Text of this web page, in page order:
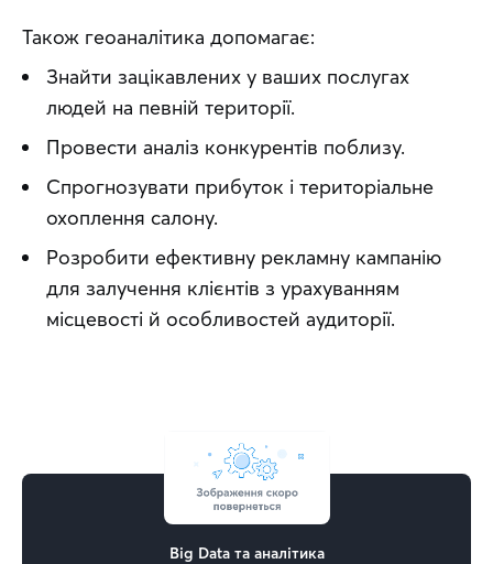
Також геоаналітика допомагає:
Знайти зацікавлених у ваших послугах
людей на певній території.
Провести аналіз конкурентів поблизу.
Спрогнозувати прибуток і територіальне
охоплення салону.
Розробити ефективну рекламну кампанію
для залучення клієнтів з урахуванням
місцевості й особливостей аудиторії.
Big Data та аналітика